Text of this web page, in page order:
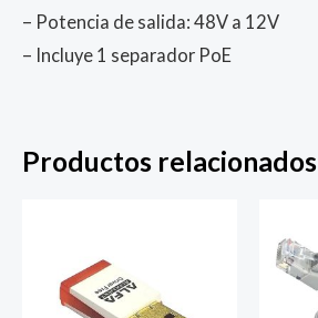
– Potencia de salida: 48V a 12V
– Incluye 1 separador PoE
Productos relacionados